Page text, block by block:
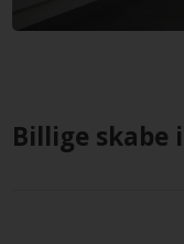
Billige